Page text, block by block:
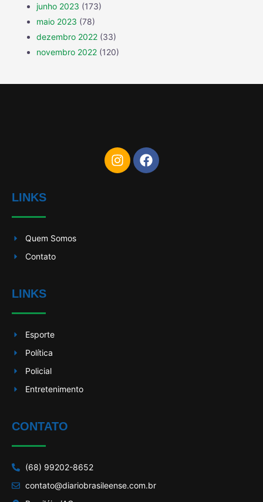
junho 2023 (173)
maio 2023 (78)
dezembro 2022 (33)
novembro 2022 (120)
LINKS
Quem Somos
Contato
LINKS
Esporte
Política
Policial
Entretenimento
CONTATO
(68) 99202-8652
contato@diariobrasileense.com.br